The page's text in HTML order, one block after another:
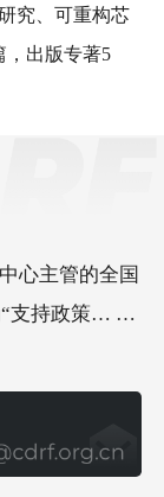
究、可重构芯
，出版专著5
心主管的全国
持政策… 研
会承办“中国
社会试验项
域重要研究课
为集国际交